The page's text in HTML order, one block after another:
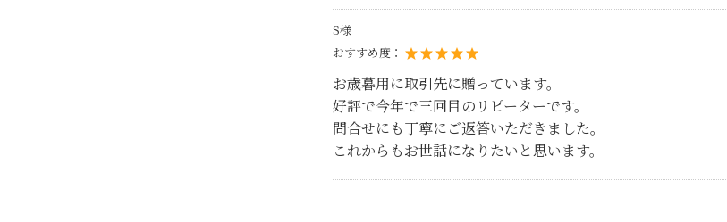
S様
おすすめ度：
お歳暮用に取引先に贈っています。
好評で今年で三回目のリピーターです。
問合せにも丁寧にご返答いただきました。
これからもお世話になりたいと思います。